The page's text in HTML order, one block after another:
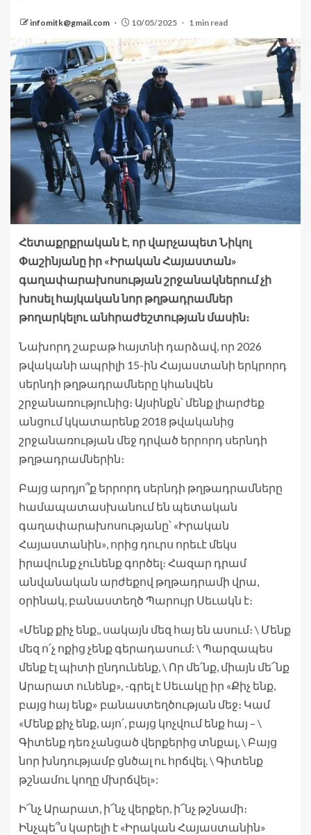
infomitk@gmail.com 10/05/2025 1 min read
Հետաքրքրական է, որ վարչապետ Նիկոլ
Փաշինյանը իր «Իրական Հայաստան»
գաղափարախոսության շրջանակներում չի
խոսել հայկական նոր թղթադրամներ
թողարկելու անհրաժեշտության մասին։
Նախորդ շաբաթ հայտնի դարձավ, որ 2026
թվականի ապրիլի 15-ին Հայաստանի երկրորդ
սերնդի թղթադրամները կհանվեն
շրջանառությունից։ Այսինքն՝ մենք լիարժեք
անցում կկատարենք 2018 թվականից
շրջանառության մեջ դրված երրորդ սերնդի
թղթադրամներին։
Բայց արդյո՞ք երրորդ սերնդի թղթադրամները
համապատասխանում են պետական
գաղափարախոսությանը՝ «Իրական
Հայաստանին», որից դուրս որեւէ մեկս
իրավունք չունենք գործել։ Հազար դրամ
անվանական արժեքով թղթադրամի վրա,
օրինակ, բանաստեղծ Պարույր Սեւակն է։
«Մենք քիչ ենք,‚ սակայն մեզ հայ են ասում։ \ Մենք
մեզ ո՛չ ոքից չենք գերադասում: \ Պարզապես
մենք էլ պիտի ընդունենք, \ Որ մե՛նք, միայն մե՜նք
Արարատ ունենք», -գրել է Սեւակը իր «Քիչ ենք,
բայց հայ ենք» բանաստեղծության մեջ։ Կամ
«Մենք քիչ ենք, այո՛, բայց կոչվում ենք հայ – \
Գիտենք դեռ չանցած վերքերից տնքալ, \ Բայց
նոր խնդությամբ ցնծալ ու հրճվել. \ Գիտենք
թշնամու կողը մխրճվել»:
Ի՜նչ Արարատ, ի՜նչ վերքեր, ի՜նչ թշնամի։
Ինչպե՞ս կարելի է «Իրական Հայաստանին»